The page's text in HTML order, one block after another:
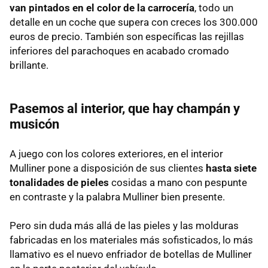
van pintados en el color de la carrocería, todo un
detalle en un coche que supera con creces los 300.000
euros de precio. También son específicas las rejillas
inferiores del parachoques en acabado cromado
brillante.
Pasemos al interior, que hay champán y
musicón
A juego con los colores exteriores, en el interior
Mulliner pone a disposición de sus clientes hasta siete
tonalidades de pieles cosidas a mano con pespunte
en contraste y la palabra Mulliner bien presente.
Pero sin duda más allá de las pieles y las molduras
fabricadas en los materiales más sofisticados, lo más
llamativo es el nuevo enfriador de botellas de Mulliner